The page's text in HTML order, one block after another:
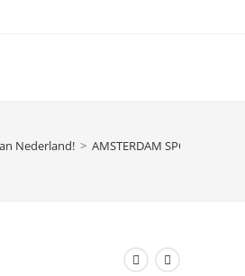
Nederland! > AMSTERDAM SPORTTAS/